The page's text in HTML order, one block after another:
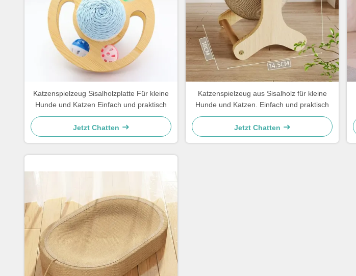
Katzenspielzeug Sisalholzplatte Für kleine
Hunde und Katzen Einfach und praktisch
Jetzt Chatten
Katzenspielzeug aus Sisalholz für kleine
Hunde und Katzen. Einfach und praktisch
Jetzt Chatten